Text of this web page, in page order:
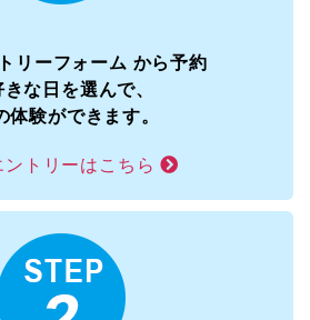
リーフォーム から予約
な日を選んで、
体験ができます。
ントリーはこちら